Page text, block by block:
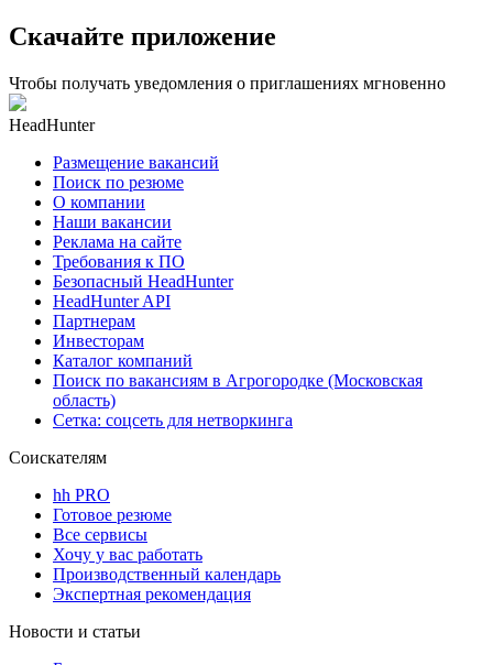
Скачайте приложение
Чтобы получать уведомления о приглашениях мгновенно
HeadHunter
Размещение вакансий
Поиск по резюме
О компании
Наши вакансии
Реклама на сайте
Требования к ПО
Безопасный HeadHunter
HeadHunter API
Партнерам
Инвесторам
Каталог компаний
Поиск по вакансиям в Агрогородке (Московская
область)
Сетка: соцсеть для нетворкинга
Соискателям
hh PRO
Готовое резюме
Все сервисы
Хочу у вас работать
Производственный календарь
Экспертная рекомендация
Новости и статьи